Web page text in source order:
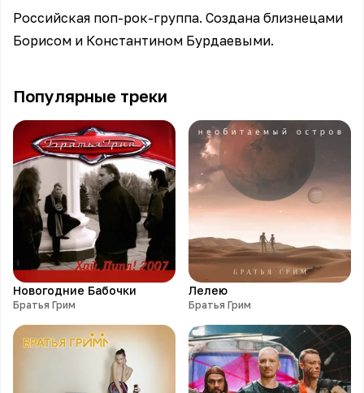
Российская поп-рок-группа. Создана близнецами
Борисом и Константином Бурдаевыми.
Популярные треки
Новогодние Бабочки
Братья Грим
Лелею
Братья Грим